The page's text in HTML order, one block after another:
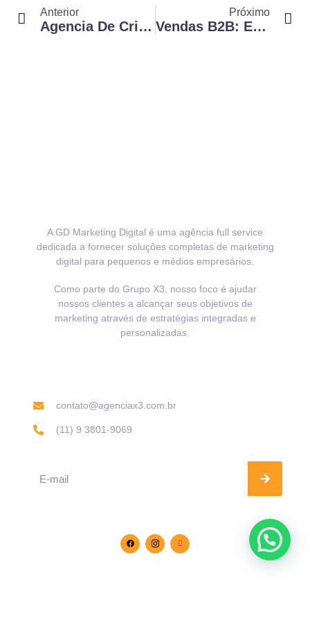
Anterior
Agencia De Criação De Conteúdo: Como Ela Pode Transformar Seu Negócio
Próximo
Vendas B2B: Estratégias Eficazes Para Impulsionar Seus Resultados
A GD Marketing Digital é uma agência full service
dedicada a fornecer soluções completas de marketing
digital para pequenos e médios empresários.
Como parte do Grupo X3, nosso foco é ajudar
nossos clientes a alcançar seus objetivos de
marketing através de estratégias integradas e
personalizadas.
contato@agenciax3.com.br
(11) 9 3801-9069